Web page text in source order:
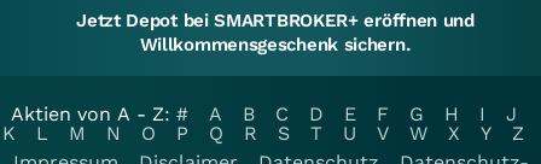
Jetzt Depot bei SMARTBROKER+ eröffnen und
Willkommensgeschenk sichern.
Aktien von A - Z: # A B C D E F G H I
J
K
L M N O P Q R S T U V W X Y
Z